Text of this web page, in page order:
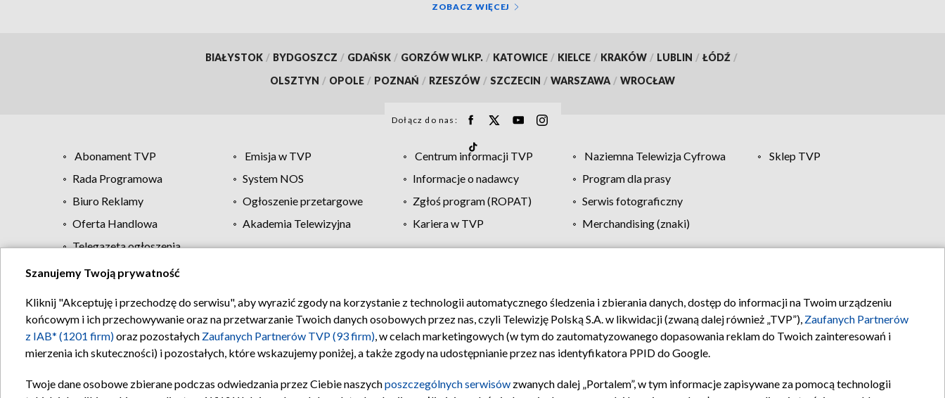
ZOBACZ WIĘCEJ
BIAŁYSTOK / BYDGOSZCZ / GDAŃSK / GORZÓW WLKP. / KATOWICE / KIELCE / KRAKÓW / LUBLIN / ŁÓDŹ /
OLSZTYN / OPOLE / POZNAŃ / RZESZÓW / SZCZECIN / WARSZAWA / WROCŁAW
Dołącz do nas:
Abonament TVP Emisja w TVP Centrum informacji TVP Naziemna Telewizja Cyfrowa
Sklep TVP
Rada Programowa
System NOS Informacje o nadawcy
Program dla prasy
Biuro Reklamy
Ogłoszenie przetargowe Zgłoś program (ROPAT)
Serwis fotograficzny
Oferta Handlowa
Akademia Telewizyjna Kariera w TVP
Merchandising (znaki)
Telegazeta ogłoszenia
Regulamin TVP Polityka prywatności Moje zgody Pomoc Biuro reklamy Kontakt
Szanujemy Twoją prywatność
Kliknij "Akceptuję i przechodzę do serwisu", aby wyrazić zgody na korzystanie z technologii automatycznego śledzenia i zbierania danych, dostęp do informacji na Twoim urządzeniu
końcowym i ich przechowywanie oraz na przetwarzanie Twoich danych osobowych przez nas, czyli Telewizję Polską S.A. w likwidacji (zwaną dalej również „TVP”), Zaufanych Partnerów
z IAB* (1201 firm)oraz pozostałych Zaufanych Partnerów TVP (93 firm), w celach marketingowych (w tym do zautomatyzowanego dopasowania reklam do Twoich zainteresowań i
mierzenia ich skuteczności) i pozostałych, które wskazujemy poniżej, a także zgody na udostępnianie przez nas identyfikatora PPID do Google.
Twoje dane osobowe zbierane podczas odwiedzania przez Ciebie naszychposzczególnych serwisów zwanych dalej „Portalem”, w tym informacje zapisywane za pomocą technologii